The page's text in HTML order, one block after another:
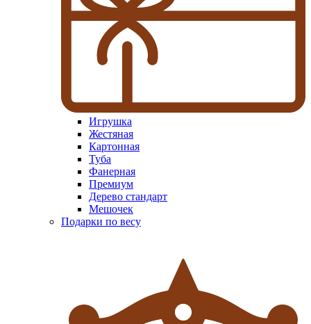
Игрушка
Жестяная
Картонная
Туба
Фанерная
Премиум
Дерево стандарт
Мешочек
Подарки по весу